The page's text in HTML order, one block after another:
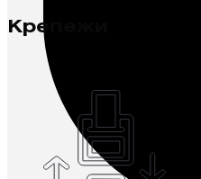
Крепежи